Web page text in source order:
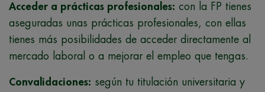
Acceder a prácticas profesionales: con la FP tienes
aseguradas unas prácticas profesionales, con ellas
tienes más posibilidades de acceder directamente al
mercado laboral o a mejorar el empleo que tengas.
Convalidaciones: según tu titulación universitaria y